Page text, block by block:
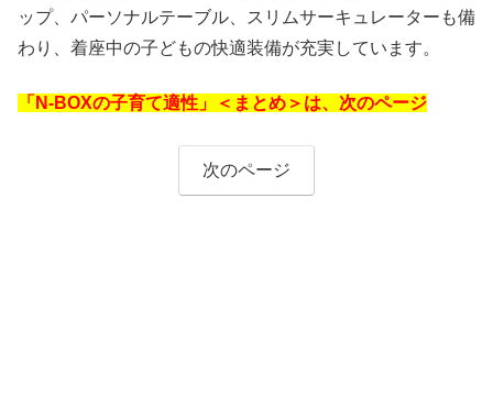
ップ、パーソナルテーブル、スリムサーキュレーターも備
わり、着座中の子どもの快適装備が充実しています。
「N-BOXの子育て適性」＜まとめ＞は、次のページ
次のページ